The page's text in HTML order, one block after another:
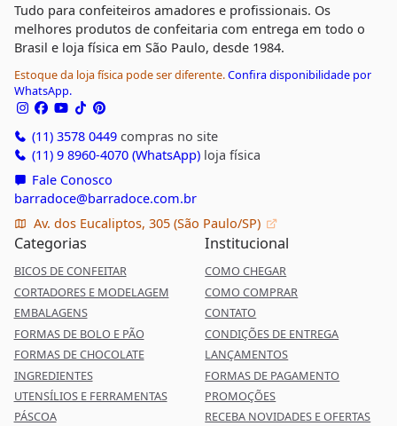
Tudo para confeiteiros amadores e profissionais. Os
melhores produtos de confeitaria com entrega em todo o
Brasil e loja física em São Paulo, desde 1984.
Estoque da loja física pode ser diferente.Confira disponibilidade por
WhatsApp.
(11) 3578 0449compras no site
(11) 9 8960-4070 (WhatsApp)loja física
Fale Conosco
barradoce@barradoce.com.br
Av. dos Eucaliptos, 305 (São Paulo/SP)
Categorias
BICOS DE CONFEITAR
CORTADORES E MODELAGEM
EMBALAGENS
FORMAS DE BOLO E PÃO
FORMAS DE CHOCOLATE
INGREDIENTES
UTENSÍLIOS E FERRAMENTAS
PÁSCOA
Institucional
COMO CHEGAR
COMO COMPRAR
CONTATO
CONDIÇÕES DE ENTREGA
LANÇAMENTOS
FORMAS DE PAGAMENTO
PROMOÇÕES
RECEBA NOVIDADES E OFERTAS